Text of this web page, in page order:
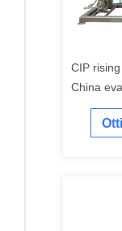
CIP
China